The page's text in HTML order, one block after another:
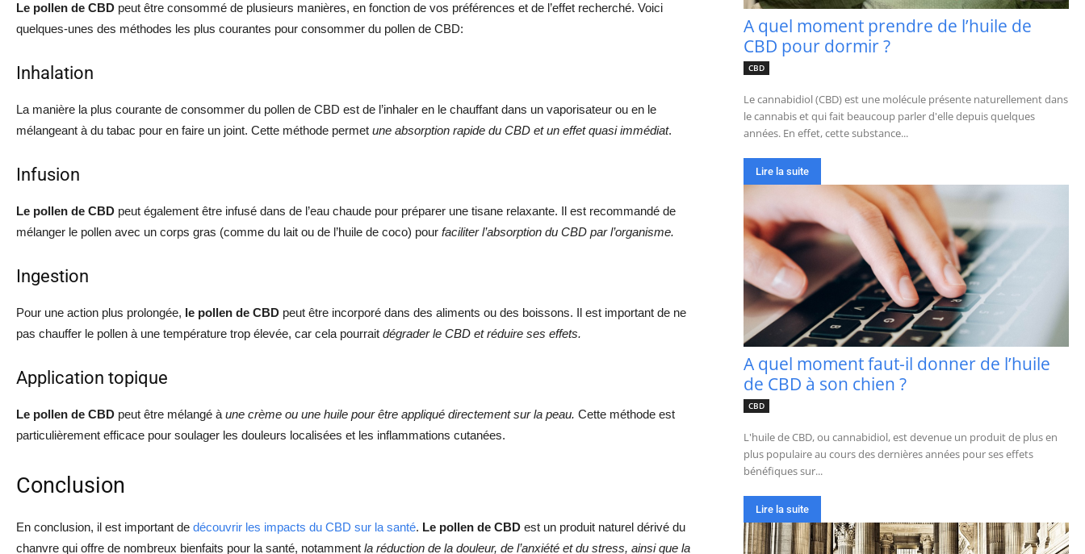
Le pollen de CBD peut être consommé de plusieurs manières, en fonction de vos préférences et de l’effet recherché. Voici
quelques-unes des méthodes les plus courantes pour consommer du pollen de CBD:
Inhalation
La manière la plus courante de consommer du pollen de CBD est de l’inhaler en le chauffant dans un vaporisateur ou en le
mélangeant à du tabac pour en faire un joint. Cette méthode permet une absorption rapide du CBD et un effet quasi immédiat.
Infusion
Le pollen de CBD peut également être infusé dans de l’eau chaude pour préparer une tisane relaxante. Il est recommandé de
mélanger le pollen avec un corps gras (comme du lait ou de l’huile de coco) pour faciliter l’absorption du CBD par l’organisme.
Ingestion
Pour une action plus prolongée, le pollen de CBD peut être incorporé dans des aliments ou des boissons. Il est important de ne
pas chauffer le pollen à une température trop élevée, car cela pourrait dégrader le CBD et réduire ses effets.
Application topique
Le pollen de CBD peut être mélangé à une crème ou une huile pour être appliqué directement sur la peau. Cette méthode est
particulièrement efficace pour soulager les douleurs localisées et les inflammations cutanées.
Conclusion
En conclusion, il est important de découvrir les impacts du CBD sur la santé. Le pollen de CBD est un produit naturel dérivé du
chanvre qui offre de nombreux bienfaits pour la santé, notamment la réduction de la douleur, de l’anxiété et du stress, ainsi que la
A quel moment prendre de l’huile de
CBD pour dormir ?
CBD
Le cannabidiol (CBD) est une molécule présente naturellement dans
le cannabis et qui fait beaucoup parler d'elle depuis quelques
années. En effet, cette substance...
Lire la suite
A quel moment faut-il donner de l’huile
de CBD à son chien ?
CBD
L'huile de CBD, ou cannabidiol, est devenue un produit de plus en
plus populaire au cours des dernières années pour ses effets
bénéfiques sur...
Lire la suite